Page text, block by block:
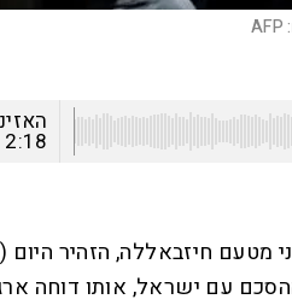
AFP
2:18
מטעם חיזבאללה, הזהיר היום
עם ישראל, אותו דוחה